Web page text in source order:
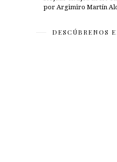
por Argimiro Martín
DESCÚBRENOS